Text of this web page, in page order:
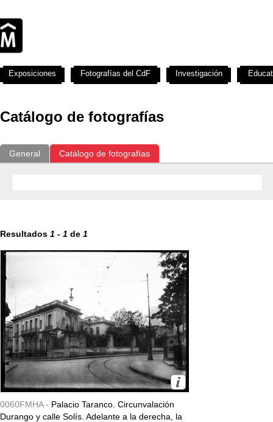
Catálogo de fotografías
General Catálogo de fotografías
Resultados 1 - 1 de 1
0060FMHA - Palacio Taranco. Circunvalación
Durango y calle Solís. Adelante a la derecha, la
Exposiciones Fotografías del CdF Investigación